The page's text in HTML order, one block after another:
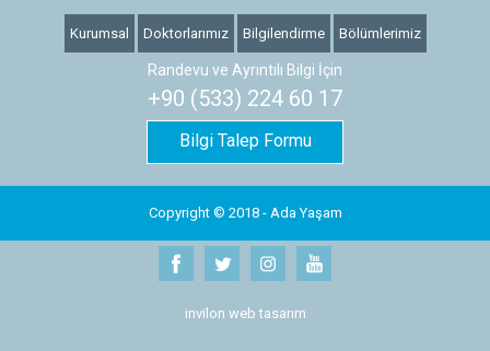
Kurumsal Doktorlarımız Bilgilendirme Bölümlerimiz
Randevu ve Ayrıntılı Bilgi İçin
+90 (533) 224 60 17
Bilgi Talep Formu
Copyright © 2018 - Ada Yaşam
invilon web tasarım